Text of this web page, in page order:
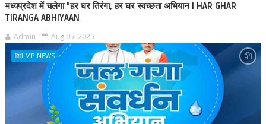
मध्यप्रदेश में चलेगा "हर घर तिरंगा, हर घर स्वच्छता अभियान | HAR GHAR
TIRANGA ABHIYAAN
Admin Aug 05, 2025
MP NEWS